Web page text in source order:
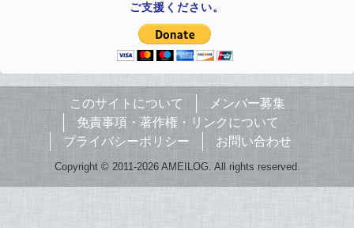
ご支援ください。
このサイトについて
メンバー募集
免責事項・著作権・リンクについて
プライバシーポリシー
お問い合わせ
Copyright © 2011-2026 AMEILOG. All rights reserved.